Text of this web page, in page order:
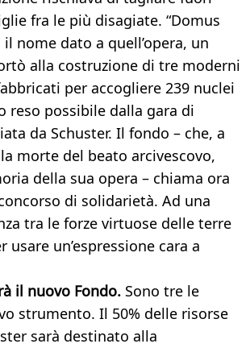
fra le più disagiate. “Domus
nome dato a quell’opera, un
alla costruzione di tre moderni
per accogliere 239 nuclei
possibile dalla gara di
da Schuster. Il fondo – che, a
morte del beato arcivescovo,
della sua opera – chiama ora
di solidarietà. Ad una
tra le forze virtuose delle terre
usare un’espressione cara a
il nuovo Fondo. Sono tre le
strumento. Il 50% delle risorse
sarà destinato alla